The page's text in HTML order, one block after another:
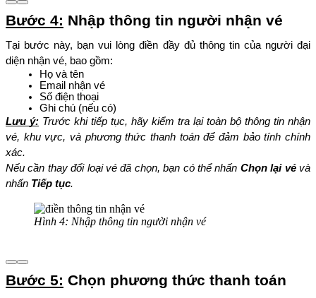
Bước 4: Nhập thông tin người nhận vé
Tại bước này, bạn vui lòng điền đầy đủ thông tin của người đại
diện nhận vé, bao gồm:
Họ và tên
Email nhận vé
Số điện thoại
Ghi chú (nếu có)
Lưu ý: Trước khi tiếp tục, hãy kiểm tra lại toàn bộ thông tin nhận
vé, khu vực, và phương thức thanh toán để đảm bảo tính chính
xác.
Nếu cần thay đổi loại vé đã chọn, bạn có thể nhấn Chọn lại vé và
nhấn Tiếp tục.
Hình 4: Nhập thông tin người nhận vé
Bước 5: Chọn phương thức thanh toán